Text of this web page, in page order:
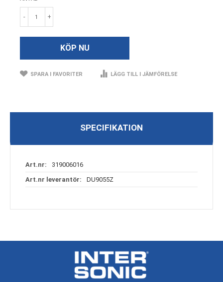
- +
KÖP NU
SPARA I FAVORITER LÄGG TILL I JÄMFÖRELSE
SPECIFIKATION
Specifikation319006016
DU9055Z